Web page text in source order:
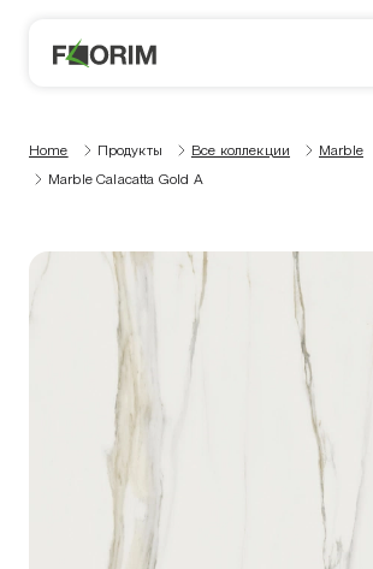
Home Продукты Все коллекции
Marble
Marble Calacatta Gold A